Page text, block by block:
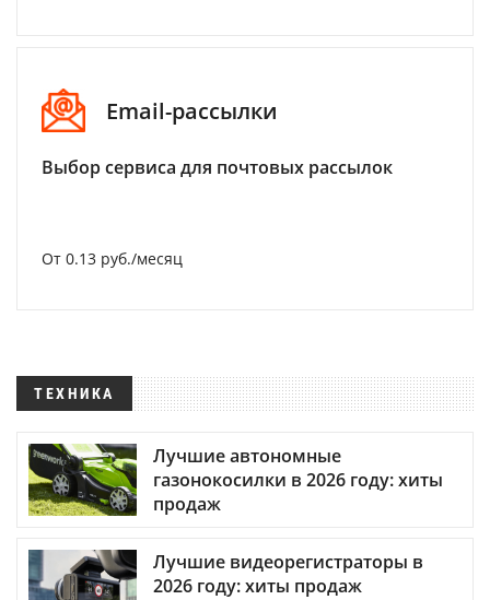
Email-рассылки
Выбор сервиса для почтовых рассылок
От 0.13 руб./месяц
ТЕХНИКА
Лучшие автономные
газонокосилки в 2026 году: хиты
продаж
Лучшие видеорегистраторы в
2026 году: хиты продаж